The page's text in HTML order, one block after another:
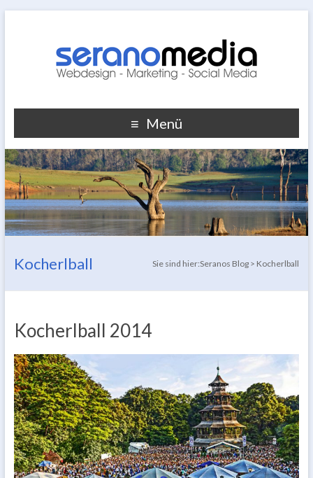
Menü
Kocherlball Sie sind hier:Seranos Blog > Kocherlball
Kocherlball 2014